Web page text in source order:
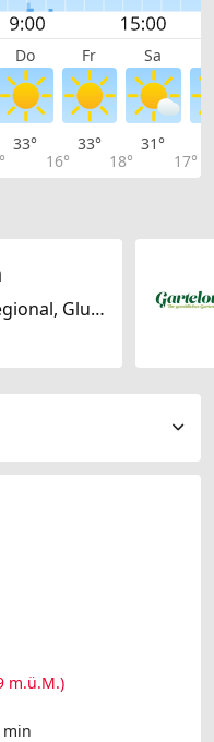
Do Fr Sa
33°
16°
33°
18°
31°
17°
Schweizerisch, Regional, Glutenfrei, Laktosefrei
m.ü.M.)
min